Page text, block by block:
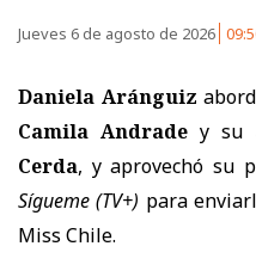
Jueves 6 de agosto de 2026
Daniela Aránguiz
Camila Andrade y su
Cerda, y aprovechó su
Sígueme (TV+) para
Miss Chile.